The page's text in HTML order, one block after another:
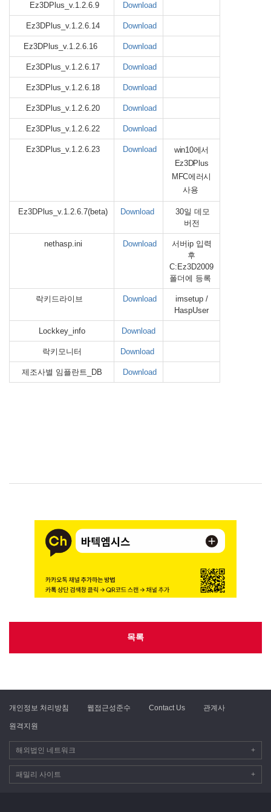
Ez3DPlus_v.1.2.6.9 Download
Ez3DPlus_v.1.2.6.14 Download
Ez3DPlus_v.1.2.6.16 Download
Ez3DPlus_v.1.2.6.17 Download
Ez3DPlus_v.1.2.6.18 Download
Ez3DPlus_v.1.2.6.20 Download
Ez3DPlus_v.1.2.6.22 Download
Ez3DPlus_v.1.2.6.23 Download
win10에서
Ez3DPlus
MFC에러시
사용
Ez3DPlus_v.1.2.6.7(beta) Download
30일 데모
버전
nethasp.ini Download
서버ip 입력
후
C:Ez3D2009
폴더에 등록
락키드라이브 Download
imsetup /
HaspUser
Lockkey_info Download
락키모니터 Download
제조사별 임플란트_DB Download
목록
개인정보 처리방침 웹접근성준수 Contact Us 관계사
원격지원
해외법인 네트워크 +
패밀리 사이트 +